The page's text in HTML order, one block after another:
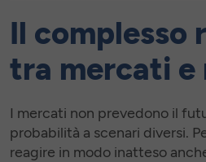
Il complesso
tra mercati e
I mercati non prevedono il
probabilità a scenari diversi.
reagire in modo inatteso